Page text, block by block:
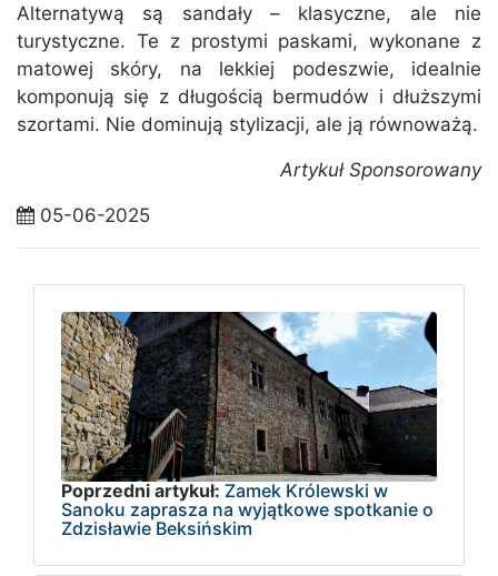
Alternatywą są sandały – klasyczne, ale nie
turystyczne. Te z prostymi paskami, wykonane z
matowej skóry, na lekkiej podeszwie, idealnie
komponują się z długością bermudów i dłuższymi
szortami. Nie dominują stylizacji, ale ją równoważą.
Artykuł Sponsorowany
05-06-2025
Poprzedni artykuł: Zamek Królewski w
Sanoku zaprasza na wyjątkowe spotkanie o
Zdzisławie Beksińskim